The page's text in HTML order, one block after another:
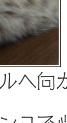
へ向